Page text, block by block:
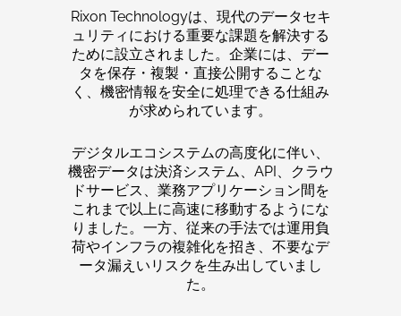
Rixon Technologyは、現代のデータセキ
ュリティにおける重要な課題を解決する
ために設立されました。企業には、デー
タを保存・複製・直接公開することな
く、機密情報を安全に処理できる仕組み
が求められています。
デジタルエコシステムの高度化に伴い、
機密データは決済システム、API、クラウ
ドサービス、業務アプリケーション間を
これまで以上に高速に移動するようにな
りました。一方、従来の手法では運用負
荷やインフラの複雑化を招き、不要なデ
ータ漏えいリスクを生み出していまし
た。